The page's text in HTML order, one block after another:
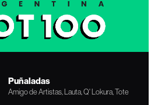
Puñaladas
Amigo de Artistas, Lauta, Q' Lokura, Tote